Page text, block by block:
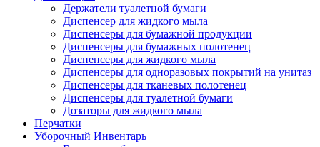
Держатели туалетной бумаги
Диспенсер для жидкого мыла
Диспенсеры для бумажной продукции
Диспенсеры для бумажных полотенец
Диспенсеры для жидкого мыла
Диспенсеры для одноразовых покрытий на унитаз
Диспенсеры для тканевых полотенец
Диспенсеры для туалетной бумаги
Дозаторы для жидкого мыла
Перчатки
Уборочный Инвентарь